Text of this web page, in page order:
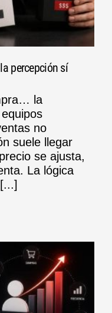
percepción sí
la
no
suele llegar
se ajusta,
La lógica